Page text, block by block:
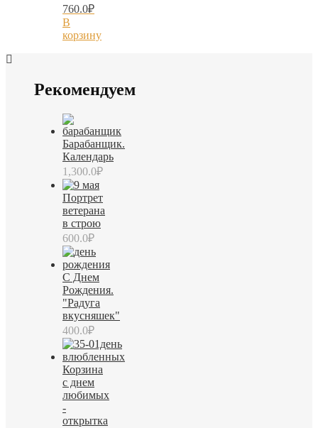
760.0₽
В
корзину
Рекомендуем
Барабанщик.
Календарь
1,300.0₽
Портрет
ветерана
в строю
600.0₽
С Днем
Рождения.
"Радуга
вкусняшек"
400.0₽
Корзина
с днем
любимых
-
открытка